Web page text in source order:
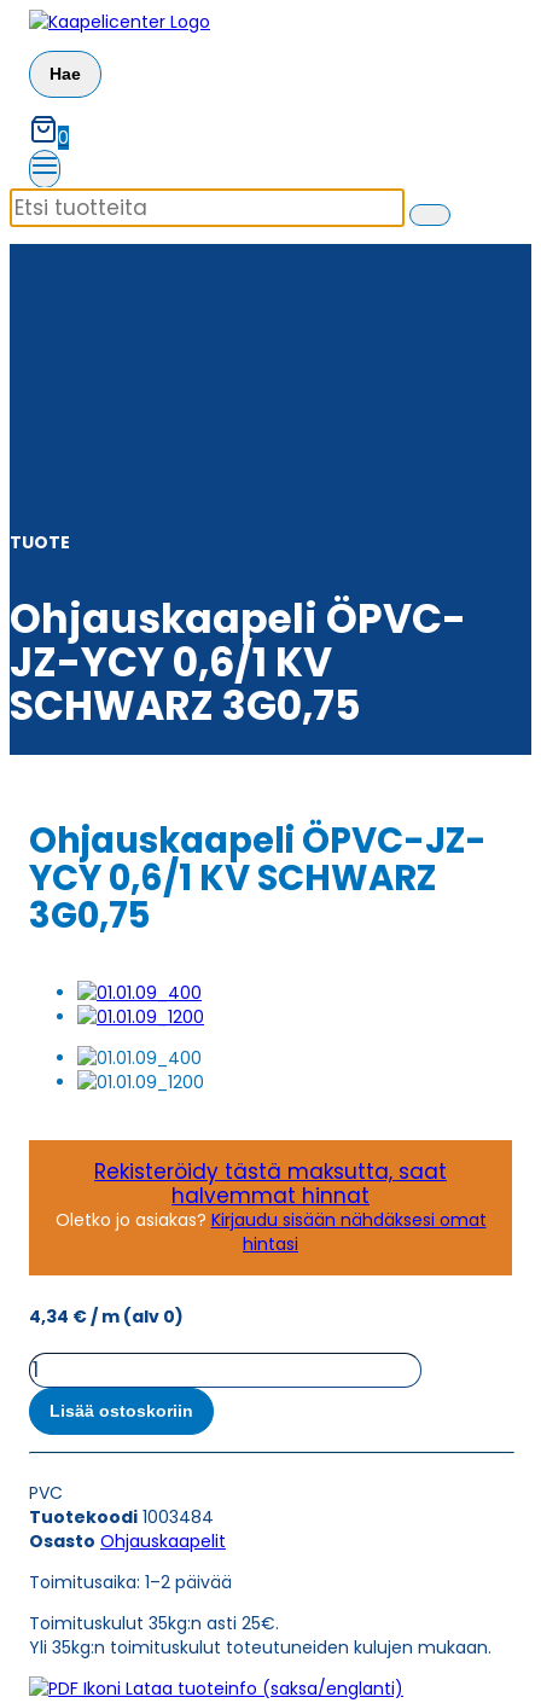
Siirry
sisältöön
Hae
0
TUOTE
Ohjauskaapeli ÖPVC-
JZ-YCY 0,6/1 KV
SCHWARZ 3G0,75
Ohjauskaapeli ÖPVC-JZ-
YCY 0,6/1 KV SCHWARZ
3G0,75
Rekisteröidy tästä maksutta, saat
halvemmat hinnat
Oletko jo asiakas? Kirjaudu sisään nähdäksesi omat
hintasi
4,34 €/ m (alv 0)
Ohjauskaapeli
ÖPVC-
JZ-
YCY
0,6/1
KV
SCHWARZ
3G0,75
Lisää ostoskoriin
PVC
Tuotekoodi 1003484
Osasto Ohjauskaapelit
Toimitusaika: 1–2 päivää
Toimituskulut 35kg:n asti 25€.
Yli 35kg:n toimituskulut toteutuneiden kulujen mukaan.
Lataa tuoteinfo (saksa/englanti)